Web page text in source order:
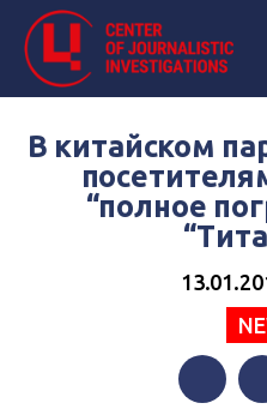
В китайском
“полное